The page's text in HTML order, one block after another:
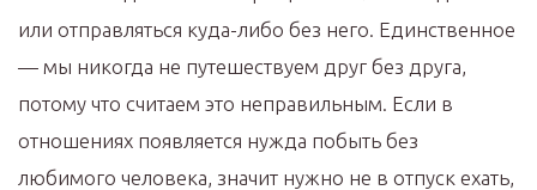
или отправляться куда-либо без него. Единственное
— мы никогда не путешествуем друг без друга,
потому что считаем это неправильным. Если в
отношениях появляется нужда побыть без
любимого человека, значит нужно не в отпуск ехать,